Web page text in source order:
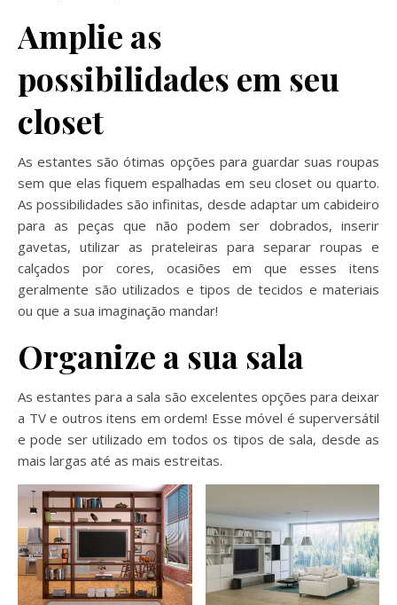
Amplie as
possibilidades em seu
closet
As estantes são ótimas opções para guardar suas roupas
sem que elas fiquem espalhadas em seu closet ou quarto.
As possibilidades são infinitas, desde adaptar um cabideiro
para as peças que não podem ser dobrados, inserir
gavetas, utilizar as prateleiras para separar roupas e
calçados por cores, ocasiões em que esses itens
geralmente são utilizados e tipos de tecidos e materiais
ou que a sua imaginação mandar!
Organize a sua sala
As estantes para a sala são excelentes opções para deixar
a TV e outros itens em ordem! Esse móvel é superversátil
e pode ser utilizado em todos os tipos de sala, desde as
mais largas até as mais estreitas.